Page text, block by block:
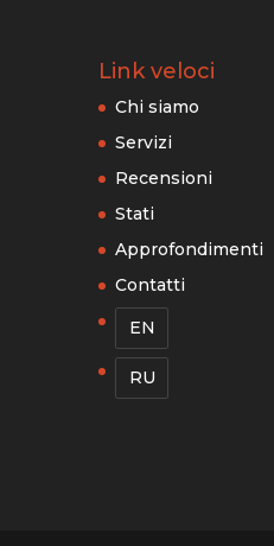
Link veloci
Chi siamo
Servizi
Recensioni
Stati
Approfondimenti
Contatti
EN
RU